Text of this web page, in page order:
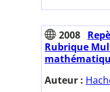
2008
Rubrique
Auteur :